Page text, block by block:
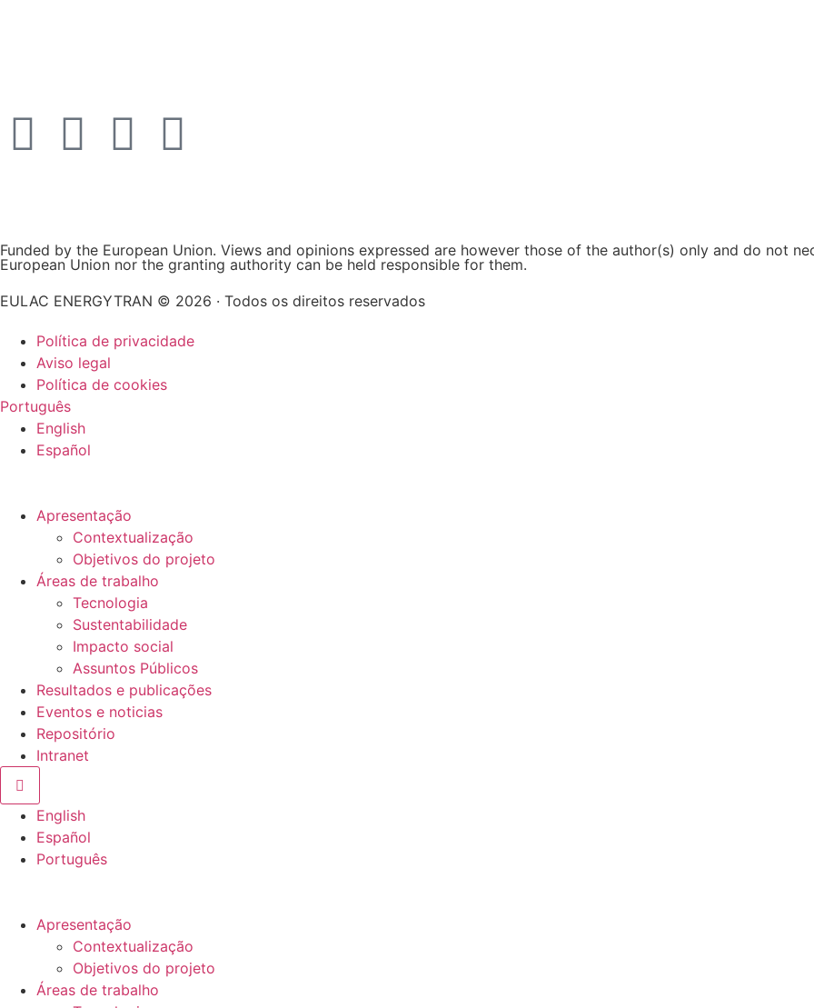
Funded by the European Union. Views and opinions expressed are however those of the author(s) only and do not
European Union nor the granting authority can be held responsible for them.
EULAC ENERGYTRAN © 2026 · Todos os direitos reservados
Política de privacidade
Aviso legal
Política de cookies
Português
English
Español
Apresentação
Contextualização
Objetivos do projeto
Áreas de trabalho
Tecnologia
Sustentabilidade
Impacto social
Assuntos Públicos
Resultados e publicações
Eventos e noticias
Repositório
Intranet
Hamburger Toggle Menu
English
Español
Português
Apresentação
Contextualização
Objetivos do projeto
Áreas de trabalho